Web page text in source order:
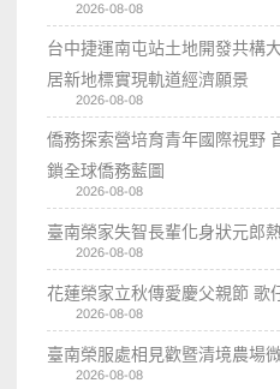
2026-08-08
台中捷運南屯站土地開發共構
居新地標實現軌道經濟願景
2026-08-08
僑務探索營培育青年國際視野
鎖全球僑務藍圖
2026-08-08
臺南榮家失智長輩化身狀元郎
2026-08-08
花蓮榮家立秋傳愛慶父親節 歌
2026-08-08
臺南榮服處相見歡暨清境農場
2026-08-08